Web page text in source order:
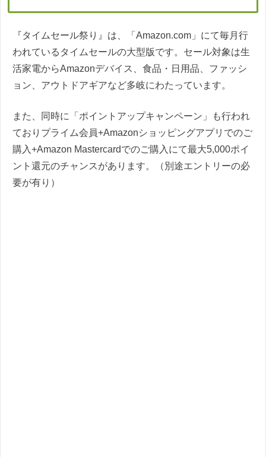
『タイムセール祭り』は、「Amazon.com」にて毎月行
われているタイムセールの大型版です。セール対象は生
活家電からAmazonデバイス、食品・日用品、ファッシ
ョン、アウトドアギアなど多岐にわたっています。
また、同時に「ポイントアップキャンペーン」も行われ
ておりプライム会員+Amazonショッピングアプリでのご
購入+Amazon Mastercardでのご購入にて最大5,000ポイ
ント還元のチャンスがあります。（別途エントリーの必
要が有り）